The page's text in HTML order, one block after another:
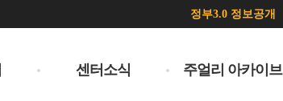
정부3.0 정보공개
센터소식 주얼리 아카이브